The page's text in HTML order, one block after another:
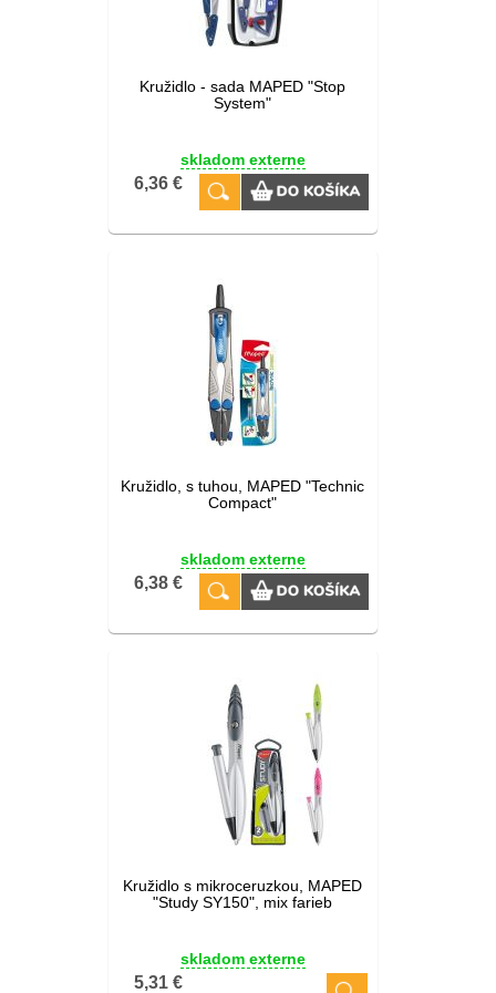
Kružidlo - sada MAPED "Stop
System"
skladom externe
6,36 €
Kružidlo, s tuhou, MAPED "Technic
Compact"
skladom externe
6,38 €
Kružidlo s mikroceruzkou, MAPED
"Study SY150", mix farieb
skladom externe
5,31 €